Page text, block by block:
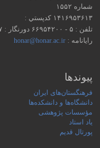
شماره ۱۵۵۲
۱۴۱۶۹۵۳۶۱۳ كدپستي :
تلفن : ۵ - ۶۶۹۵۴۲۰۰ دورنگار : ۶۶۹۵۱۱۶۷
رایانامه :honar@honar.ac.ir
پیوندها
فرهنگستان‌های ایران
دانشگاه‌ها و دانشکده‌ها
مؤسسات پژوهشی
یاد استاد
پورتال قدیم